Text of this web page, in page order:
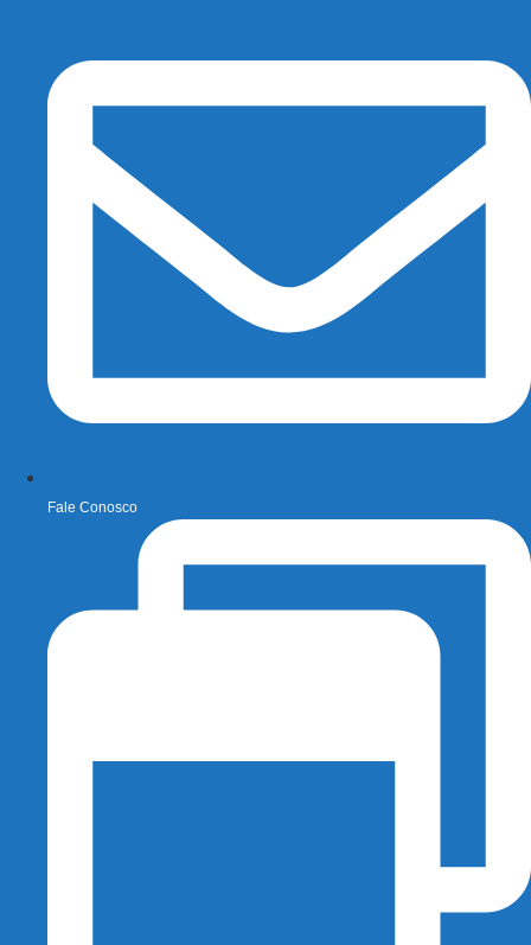
Fale Conosco